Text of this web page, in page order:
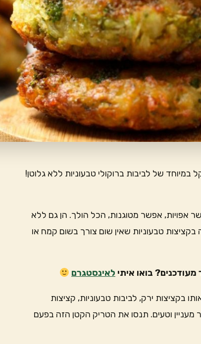
של לביבות ברוקולי טבעוניות ללא גלוטן!
אפויות, אפשר מטוגנות, הכל הולך. הן גם ללא
טבעוניות שאין שום צורך בשום קמח או
בואו איתי לאינסטגרם
בקציצות ירק, לביבות טבעוניות, קציצות
מעניין וטעים. תנסו את הטריק הקטן הזה בפעם